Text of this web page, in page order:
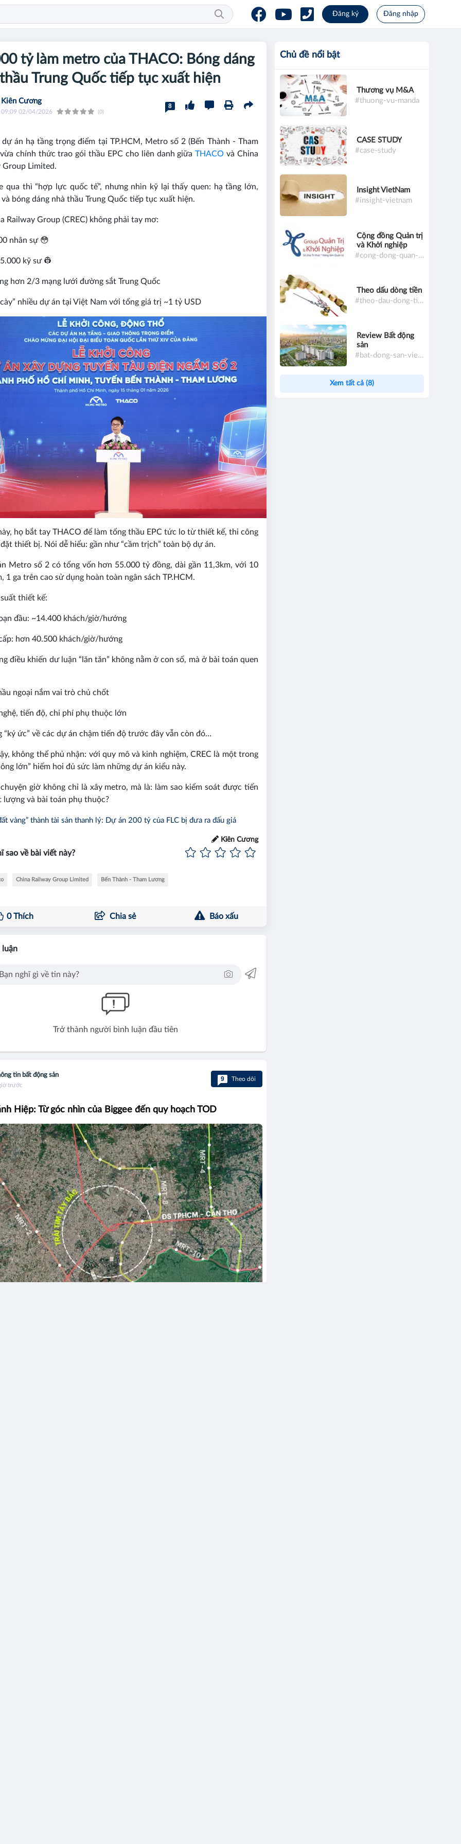
Đăng ký Đăng nhập
tỷ làm metro của THACO: Bóng dáng
Trung Quốc tiếp tục xuất hiện
Kiên Cương
09:09 02/04/2026 (0)
8
án hạ tầng trọng điểm tại TP.HCM, Metro số 2 (Bến Thành - Tham
chính thức trao gói thầu EPC cho liên danh giữaTHACO và China
Group Limited.
qua thì “hợp lực quốc tế”, nhưng nhìn kỹ lại thấy quen: hạ tầng lớn,
bóng dáng nhà thầu Trung Quốc tiếp tục xuất hiện.
Railway Group (CREC) không phải tay mơ:
nhân sự 😳
kỹ sư 👷
hơn 2/3 mạng lưới đường sắt Trung Quốc
nhiều dự án tại Việt Nam với tổng giá trị ~1 tỷ USD
họ bắt tay THACO để làm tổng thầu EPC tức lo từ thiết kế, thi công
thiết bị. Nói dễ hiểu: gần như “cầm trịch” toàn bộ dự án.
Metro số 2 có tổng vốn hơn 55.000 tỷ đồng, dài gần 11,3km, với 10
1 ga trên cao sử dụng hoàn toàn ngân sách TP.HCM.
suất thiết kế:
đầu: ~14.400 khách/giờ/hướng
hơn 40.500 khách/giờ/hướng
điều khiến dư luận “lăn tăn” không nằm ở con số, mà ở bài toán quen
ngoại nắm vai trò chủ chốt
tiến độ, chi phí phụ thuộc lớn
“ký ức” về các dự án chậm tiến độ trước đây vẫn còn đó…
không thể phủ nhận: với quy mô và kinh nghiệm, CREC là một trong
lớn” hiếm hoi đủ sức làm những dự án kiểu này.
giờ không chỉ là xây metro, mà là: làm sao kiểm soát được tiến
lượng và bài toán phụ thuộc?
vàng” thành tài sản thanh lý: Dự án 200 tỷ của FLC bị đưa ra đấu giá
Kiên Cương
sao về bài viết này?
China Railway Group Limited Bến Thành - Tham Lương
0Thích Chia sẻ Báo xấu
Trở thành người bình luận đầu tiên
tin bất động sản
trước
9 Theo dõi
Hiệp: Từ góc nhìn của Biggee đến quy hoạch TOD
Chủ đề nổi bật
Thương vụ M&A
#thuong-vu-manda
CASE STUDY
#case-study
Insight VietNam
#insight-vietnam
Cộng đồng Quản trị
và Khởi nghiệp
#cong-dong-quan-tri-va-khoi-nghiep
Theo dấu dòng tiền
#theo-dau-dong-tien
Review Bất động
sản
#bat-dong-san-viet-nam
Xem tất cả (8)